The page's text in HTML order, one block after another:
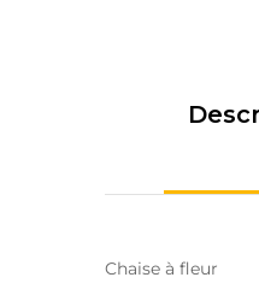
Chaise à fleur